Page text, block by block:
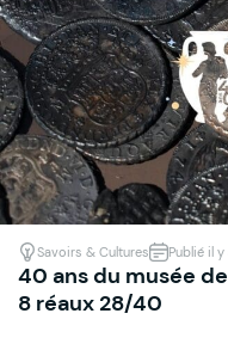
Savoirs & Cultures Publié il y
40 ans du musée
8 réaux 28/40